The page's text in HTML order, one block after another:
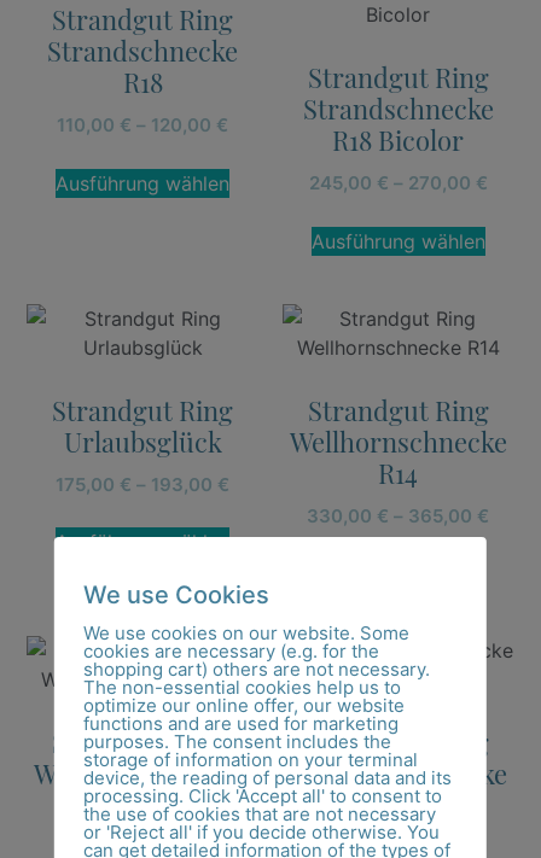
Strandgut Ring
Strandschnecke
R18
110,00 € – 120,00 €
Ausführung wählen
Strandgut Ring
Strandschnecke
R18 Bicolor
245,00 € – 270,00 €
Ausführung wählen
Strandgut Ring
Urlaubsglück
175,00 € – 193,00 €
Ausführung wählen
Strandgut Ring
Wellhornschnecke
R14
330,00 € – 365,00 €
Strandgut Ring
Wellhornschnecke
R18
110,00€–120,00€
Strandgut Ring
Wellhornschnecke
R18 Bicolor
315,00€–345,00
We use Cookies
We use cookies on our website. Some
cookies are necessary (e.g. for the
shopping cart) others are not necessary.
The non-essential cookies help us to
optimize our online offer, our website
functions and are used for marketing
purposes. The consent includes the
storage of information on your terminal
device, the reading of personal data and its
processing. Click 'Accept all' to consent to
the use of cookies that are not necessary
or 'Reject all' if you decide otherwise. You
can get detailed information of the types of